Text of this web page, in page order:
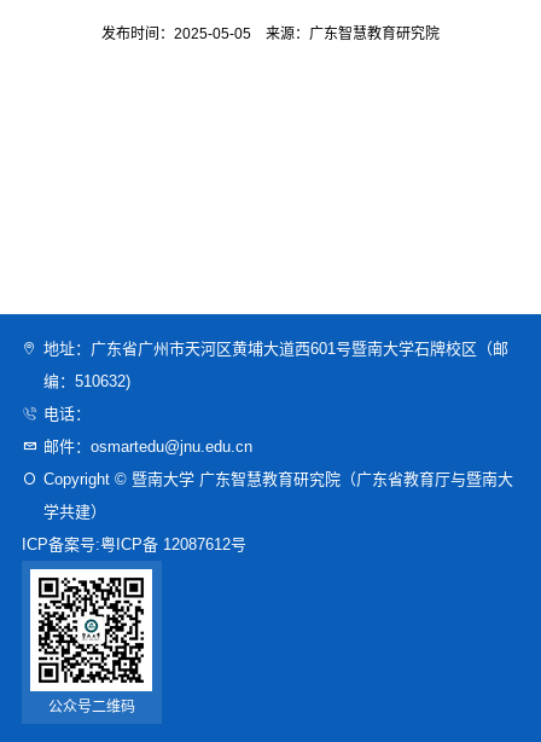
发布时间：2025-05-05 来源：广东智慧教育研究院
地址：广东省广州市天河区黄埔大道西601号暨南大学石牌校区（邮
编：510632)
电话：
邮件：osmartedu@jnu.edu.cn
Copyright © 暨南大学 广东智慧教育研究院（广东省教育厅与暨南大
学共建）
ICP备案号:粤ICP备 12087612号
公众号二维码